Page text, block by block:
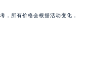
，所有价格会根据活动变化，